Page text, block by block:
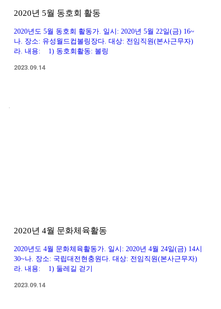
2020년 5월 동호회 활동
2020년도 5월 동호회 활동가. 일시: 2020년 5월 22일(금) 16~
나. 장소: 유성월드컵볼링장다. 대상: 전임직원(본사근무자)
라. 내용: 1) 동호회활동: 볼링
2023.09.14
2020년 4월 문화체육활동
2020년도 4월 문화체육활동가. 일시: 2020년 4월 24일(금) 14시
30~나. 장소: 국립대전현충원다. 대상: 전임직원(본사근무자)
라. 내용: 1) 둘레길 걷기
2023.09.14